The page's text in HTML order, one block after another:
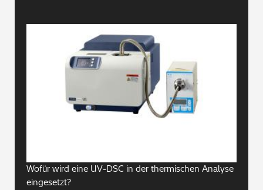
Wofür wird eine UV-DSC in der thermischen Analyse
eingesetzt?